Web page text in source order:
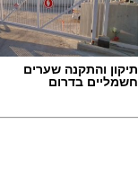
תיקון והתקנה שערים
חשמליים בדרום